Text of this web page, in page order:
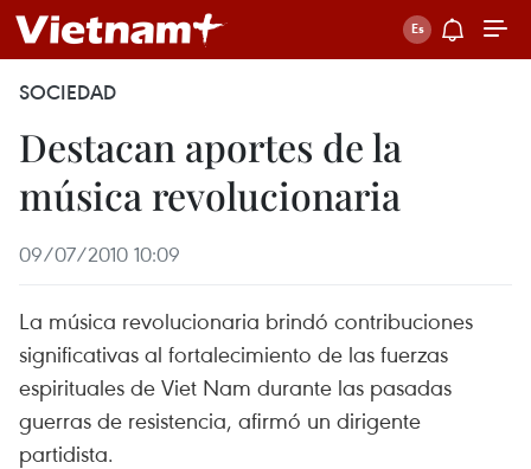
SOCIEDAD
Destacan aportes de la
música revolucionaria
09/07/2010 10:09
La música revolucionaria brindó contribuciones
significativas al fortalecimiento de las fuerzas
espirituales de Viet Nam durante las pasadas
guerras de resistencia, afirmó un dirigente
partidista.